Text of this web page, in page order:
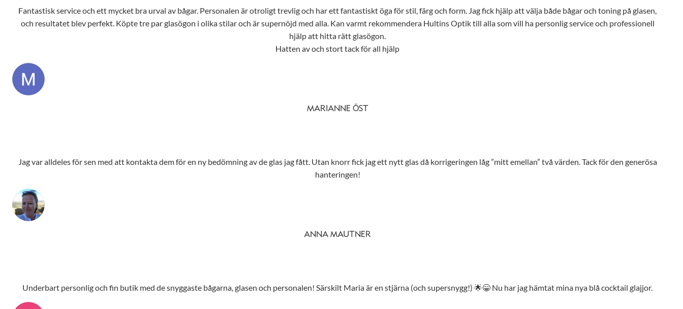
Fantastisk service och ett mycket bra urval av bågar. Personalen är otroligt trevlig och har ett fantastiskt öga för stil, färg och form. Jag fick hjälp att välja både bågar och toning på glasen,
och resultatet blev perfekt. Köpte tre par glasögon i olika stilar och är supernöjd med alla. Kan varmt rekommendera Hultins Optik till alla som vill ha personlig service och professionell
hjälp att hitta rätt glasögon.
Hatten av och stort tack för all hjälp
MARIANNE ÖST
Jag var alldeles för sen med att kontakta dem för en ny bedömning av de glas jag fått. Utan knorr fick jag ett nytt glas då korrigeringen låg ”mitt emellan” två värden. Tack för den generösa
hanteringen!
ANNA MAUTNER
Underbart personlig och fin butik med de snyggaste bågarna, glasen och personalen! Särskilt Maria är en stjärna (och supersnygg!) 🌟😁 Nu har jag hämtat mina nya blå cocktail glajjor.